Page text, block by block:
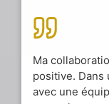
Ma
positive.
avec une